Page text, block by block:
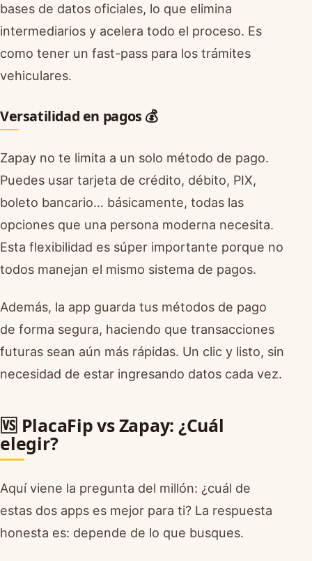
bases de datos oficiales, lo que elimina
intermediarios y acelera todo el proceso. Es
como tener un fast-pass para los trámites
vehiculares.
Versatilidad en pagos 💰
Zapay no te limita a un solo método de pago.
Puedes usar tarjeta de crédito, débito, PIX,
boleto bancario… básicamente, todas las
opciones que una persona moderna necesita.
Esta flexibilidad es súper importante porque no
todos manejan el mismo sistema de pagos.
Además, la app guarda tus métodos de pago
de forma segura, haciendo que transacciones
futuras sean aún más rápidas. Un clic y listo, sin
necesidad de estar ingresando datos cada vez.
🆚 PlacaFip vs Zapay: ¿Cuál
elegir?
Aquí viene la pregunta del millón: ¿cuál de
estas dos apps es mejor para ti? La respuesta
honesta es: depende de lo que busques.